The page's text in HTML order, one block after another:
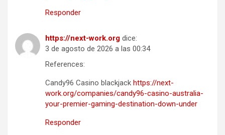
Responder
https://next-work.org dice:
3 de agosto de 2026 a las 00:34
References:
Candy96 Casino blackjack https://next-
work.org/companies/candy96-casino-australia-
your-premier-gaming-destination-down-under
Responder